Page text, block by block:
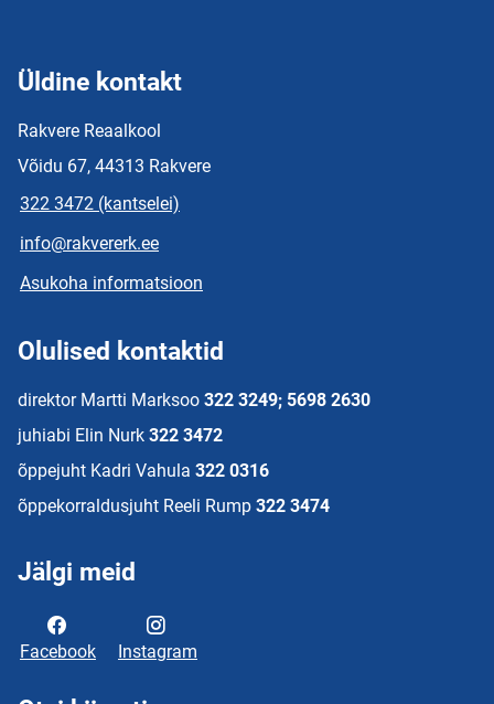
Üldine kontakt
Rakvere Reaalkool
Võidu 67, 44313 Rakvere
322 3472 (kantselei)
info@rakvererk.ee
Asukoha informatsioon
Olulised kontaktid
direktor Martti Marksoo 322 3249; 5698 2630
juhiabi Elin Nurk 322 3472
õppejuht Kadri Vahula 322 0316
õppekorraldusjuht Reeli Rump 322 3474
Jälgi meid
Facebook Instagram